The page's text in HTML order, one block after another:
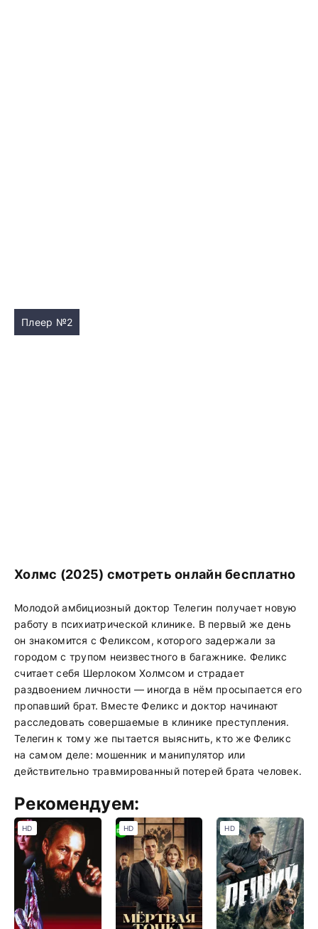
Плеер №2
Холмс (2025) смотреть онлайн бесплатно
Молодой амбициозный доктор Телегин получает новую
работу в психиатрической клинике. В первый же день
он знакомится с Феликсом, которого задержали за
городом с трупом неизвестного в багажнике. Феликс
считает себя Шерлоком Холмсом и страдает
раздвоением личности — иногда в нём просыпается его
пропавший брат. Вместе Феликс и доктор начинают
расследовать совершаемые в клинике преступления.
Телегин к тому же пытается выяснить, кто же Феликс
на самом деле: мошенник и манипулятор или
действительно травмированный потерей брата человек.
Рекомендуем:
HD HD HD